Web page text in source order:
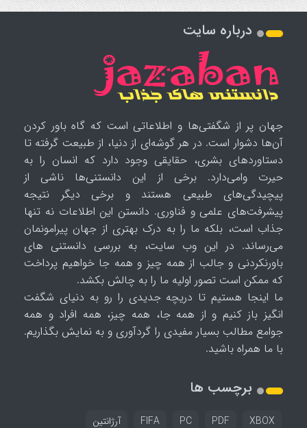
درباره سایت
جهان پر از شگفتی‌ها و اطلاعاتی است که گاه باور کردن
آن‌ها دشوار است. در هر گوشه‌ای از دنیا، از طبیعت گرفته تا
دستاوردهای بشری، حقایقی وجود دارد که انسان را به
حیرت وامی‌دارد. برخی از این دانستنی‌ها ناشی از
پیچیدگی‌های طبیعی هستند و برخی دیگر نتیجه
پیشرفت‌های علمی و فناوری. دانستن این اطلاعات نه تنها
جذاب است، بلکه ما را به درک بهتری از جهان پیرامونمان
می‌رساند. در این وب سایت، به بررسی دانستنی های
باورنکردنی و جالب از همه چیز و همه جا خواهیم پرداخت
که ممکن است تصور اولیه ما را به چالش بکشد.
ما اینجا هستیم تا دریچه جدیدی را رو به دنیای شگفت
انگیز باز کنیم و از همه جا، همه چیز، همه افراد و همه
جوامع مطالب بسیار مفیدی را گردآوری و به نمایش بگذاریم.
با ما همراه باشید.
برچسب ها
FIFA PC PDF XBOX
آرژانتین